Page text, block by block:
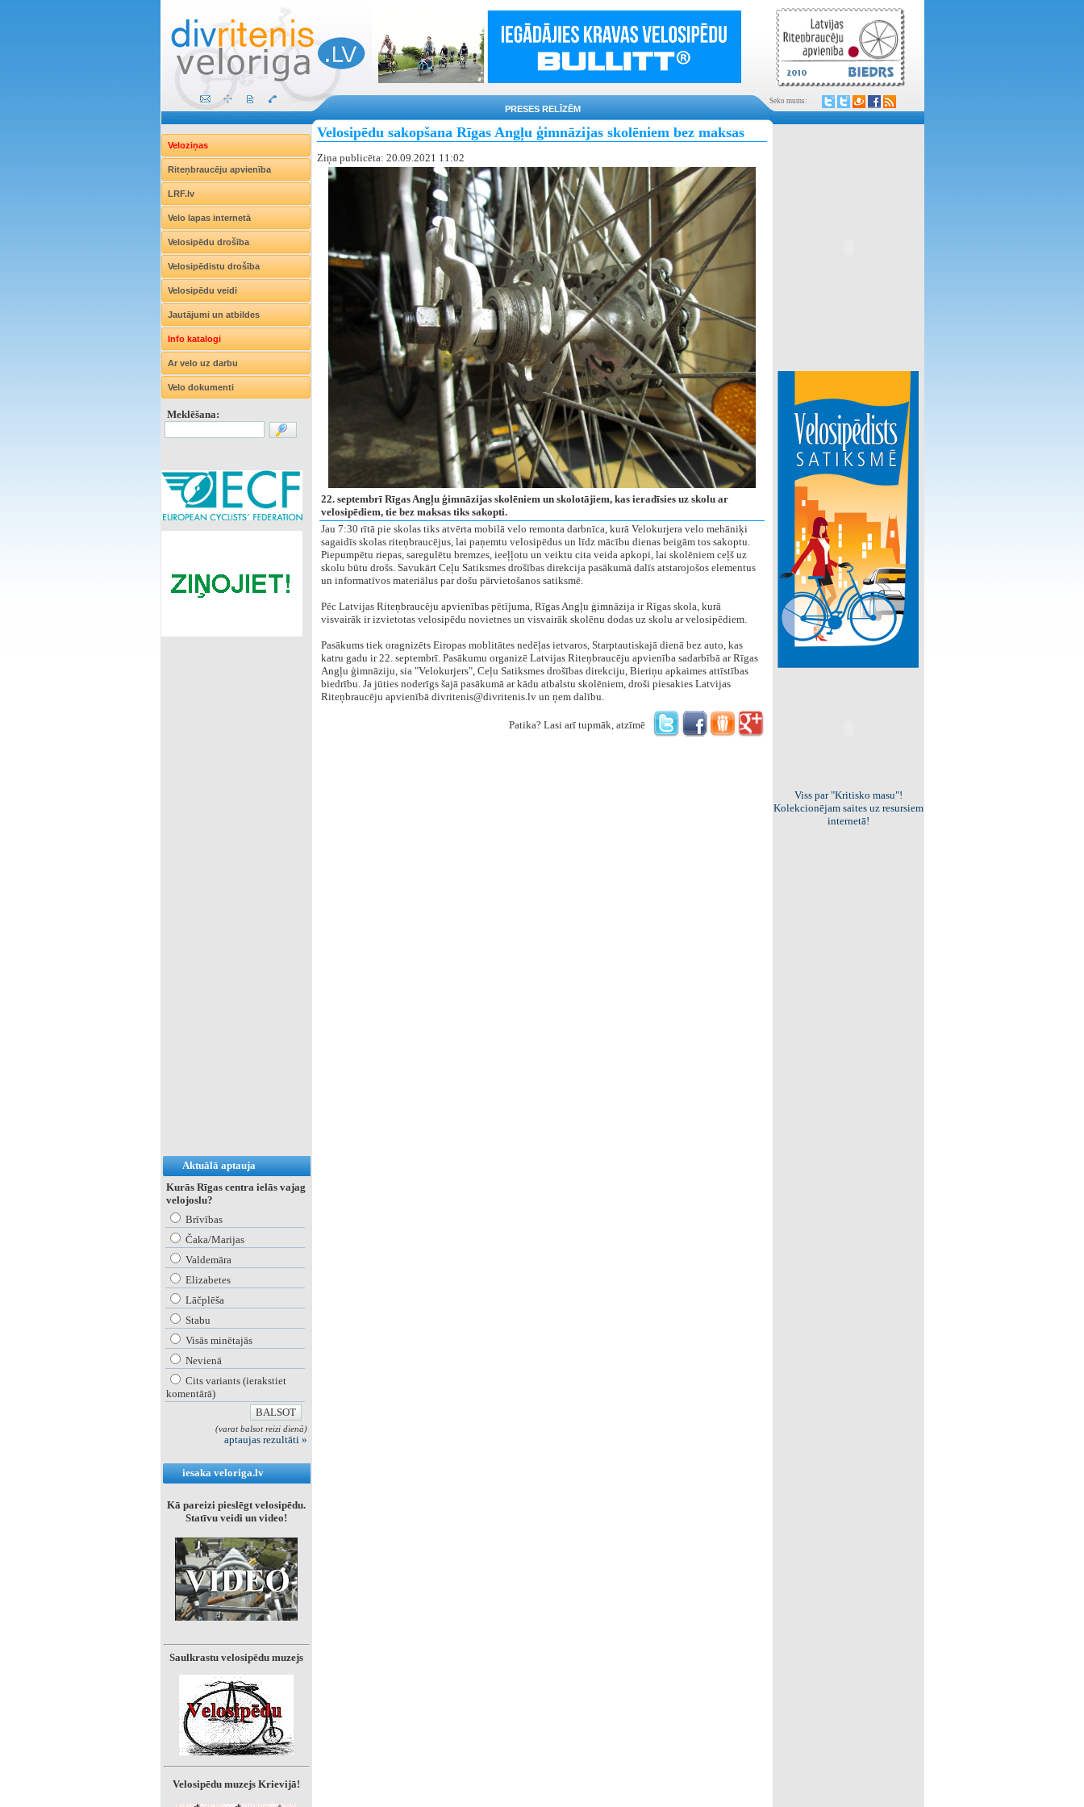
PRESES RELĪZĒM
Seko mums:
Veloziņas
Riteņbraucēju apvienība
LRF.lv
Velo lapas internetā
Velosipēdu drošība
Velosipēdistu drošība
Velosipēdu veidi
Jautājumi un atbildes
Info katalogi
Ar velo uz darbu
Velo dokumenti
Meklēšana:
Aktuālā aptauja
Kurās Rīgas centra ielās vajag
velojoslu?
Brīvības
Čaka/Marijas
Valdemāra
Elizabetes
Lāčplēša
Stabu
Visās minētajās
Nevienā
Cits variants (ierakstiet
komentārā)
(varat balsot reizi dienā)
aptaujas rezultāti »
iesaka veloriga.lv
Kā pareizi pieslēgt velosipēdu.
Statīvu veidi un video!
Saulkrastu velosipēdu muzejs
Velosipēdu muzejs Krievijā!
Velosipēdu sakopšana Rīgas Angļu ģimnāzijas skolēniem bez maksas
Ziņa publicēta: 20.09.2021 11:02
22. septembrī Rīgas Angļu ģimnāzijas skolēniem un skolotājiem, kas ieradīsies uz skolu ar
velosipēdiem, tie bez maksas tiks sakopti.
Jau 7:30 rītā pie skolas tiks atvērta mobilā velo remonta darbnīca, kurā Velokurjera velo mehāniķi
sagaidīs skolas riteņbraucējus, lai paņemtu velosipēdus un līdz mācību dienas beigām tos sakoptu.
Piepumpētu riepas, saregulētu bremzes, ieeļļotu un veiktu cita veida apkopi, lai skolēniem ceļš uz
skolu būtu drošs. Savukārt Ceļu Satiksmes drošības direkcija pasākumā dalīs atstarojošos elementus
un informatīvos materiālus par došu pārvietošanos satiksmē.
Pēc Latvijas Riteņbraucēju apvienības pētījuma, Rīgas Angļu ģimnāzija ir Rīgas skola, kurā
visvairāk ir izvietotas velosipēdu novietnes un visvairāk skolēnu dodas uz skolu ar velosipēdiem.
Pasākums tiek oragnizēts Eiropas moblitātes nedēļas ietvaros, Starptautiskajā dienā bez auto, kas
katru gadu ir 22. septembrī. Pasākumu organizē Latvijas Riteņbraucēju apvienība sadarbībā ar Rīgas
Angļu ģimnāziju, sia "Velokurjers", Ceļu Satiksmes drošības direkciju, Bieriņu apkaimes attīstības
biedrību. Ja jūties noderīgs šajā pasākumā ar kādu atbalstu skolēniem, droši piesakies Latvijas
Riteņbraucēju apvienībā divritenis@divritenis.lv un ņem dalību.
Patika? Lasi arī tupmāk, atzīmē
Viss par "Kritisko masu"!
Kolekcionējam saites uz resursiem
internetā!